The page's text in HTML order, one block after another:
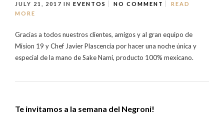
JULY 21, 2017 IN EVENTOS NO COMMENT
READ
MORE
Gracias a todos nuestros clientes, amigos y al gran equipo de
Mision 19 y Chef Javier Plascencia por hacer una noche única y
especial de la mano de Sake Nami, producto 100% mexicano.
Te invitamos a la semana del Negroni!